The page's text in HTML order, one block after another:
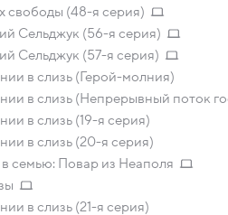
свободы (48-я серия)
Сельджук (56-я серия)
Сельджук (57-я серия)
в слизь (Герой-молния)
в слизь (Непрерывный поток
в слизь (19-я серия)
в слизь (20-я серия)
семью: Повар из Неаполя
в слизь (21-я серия)